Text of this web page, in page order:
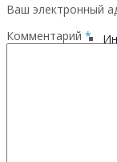
Ваш электронный
Комментарий *